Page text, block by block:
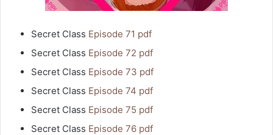
Secret Class Episode 71 pdf
Secret Class Episode 72 pdf
Secret Class Episode 73 pdf
Secret Class Episode 74 pdf
Secret Class Episode 75 pdf
Secret Class Episode 76 pdf